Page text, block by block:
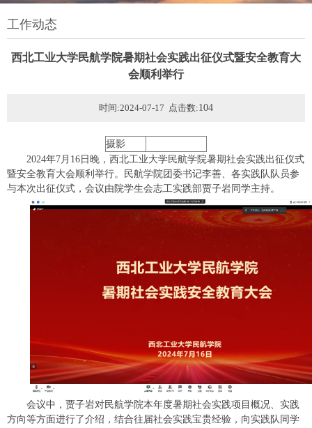
工作动态
西北工业大学民航学院暑期社会实践出征仪式暨安全教育大
会顺利举行
时间:2024-07-17 点击数:104
摄影
2024年7月16日晚，西北工业大学民航学院暑期社会实践出征仪式
暨安全教育大会顺利举行。民航学院团委书记李善、各实践队队员参
与本次出征仪式，会议由院学生会志工实践部贾子岩同学主持。
会议中，贾子岩对民航学院本年度暑期社会实践项目概况、实践
方向等方面进行了介绍，结合往届社会实践宝贵经验，向实践队同学